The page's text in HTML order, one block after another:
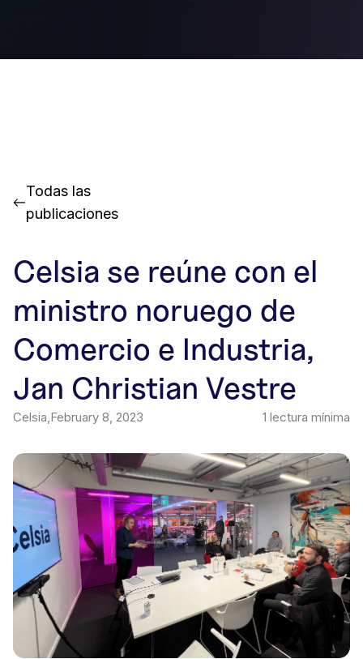
Todas las
publicaciones
Celsia se reúne con el
ministro noruego de
Comercio e Industria,
Jan Christian Vestre
Celsia,February 8, 2023 1 lectura mínima